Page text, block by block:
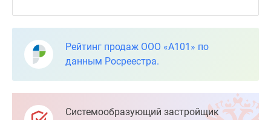
Рейтинг продаж ООО «А101» по
данным Росреестра.
Системообразующий застройщик